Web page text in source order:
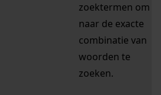
zoektermen om
naar de exacte
combinatie van
woorden te
zoeken.